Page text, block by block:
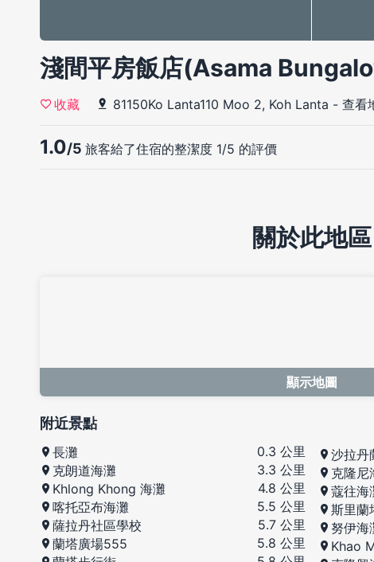
淺間平房飯店(Asama
收藏 81150Ko Lanta110 Moo 2, Koh Lanta - 查看
1.0/5 旅客給了住宿的整潔度 1/5 的評價
關於此地區
顯示地圖
附近景點
長灘
0.3 公里
克朗道海灘
3.3 公里
Khlong Khong 海灘
4.8 公里
喀托亞布海灘
5.5 公里
薩拉丹社區學校
5.7 公里
蘭塔廣場555
5.8 公里
沙拉丹
克隆尼
蔻往海
斯里蘭
努伊海
Khao